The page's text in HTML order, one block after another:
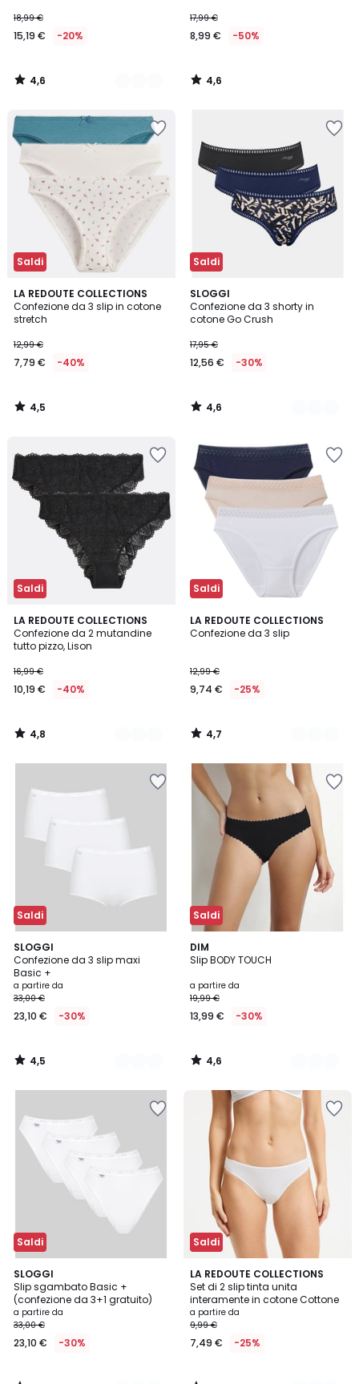
18,99 €
15,19 € -20%
4,6
/
17,99 €
8,99 € -50%
4,6
/
Saldi
LA REDOUTE COLLECTIONS
Confezione da 3 slip in cotone
stretch
12,99 €
7,79 € -40%
4,5
/ 5
4,5
/
Saldi
SLOGGI
Confezione da 3 shorty in
cotone Go Crush
17,95 €
12,56 € -30%
4,6
/ 5
2
Colori
4,6
/
Saldi
LA REDOUTE COLLECTIONS
Confezione da 2 mutandine
tutto pizzo, Lison
16,99 €
10,19 € -40%
4,8
/ 5
3
Colori
4,8
/
Saldi
LA REDOUTE COLLECTIONS
Confezione da 3 slip
12,99 €
9,74 € -25%
4,7
/ 5
2
Colori
4,7
/
Saldi
SLOGGI
Confezione da 3 slip maxi
Basic +
a partire da
33,00 €
23,10 € -30%
4,5
/ 5
3
Colori
4,5
/
Saldi
DIM
Slip BODY TOUCH
a partire da
19,99 €
13,99 € -30%
4,6
/ 5
4
Colori
4,6
/
Saldi
SLOGGI
Slip sgambato Basic +
(confezione da 3+1 gratuito)
a partire da
33,00 €
23,10 € -30%
4,7
/ 5
2
Colori
Saldi
LA REDOUTE COLLECTIONS
Set di 2 slip tinta unita
interamente in cotone Cottone
a partire da
9,99 €
7,49 € -25%
4,6
/ 5
3
Colori